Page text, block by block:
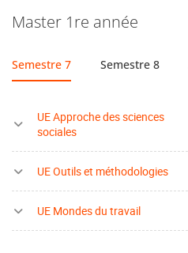
Master 1re année
Semestre 7 Semestre 8
UE Approche des sciences
sociales
UE Outils et méthodologies
UE Mondes du travail